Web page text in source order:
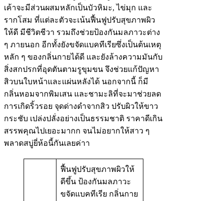
เค้าจะมีส่วนผสมหลักเป็นบัวหิมะ, ไข่มุก และ
รากโสม ที่แต่ละตัวจะเน้นฟื้นฟูปรับสุขภาพผิว
ให้ดี มีชีวิตชีวา รวมถึงช่วยป้องกันมลภาวะต่าง
ๆ ภายนอก อีกทั้งยังขจัดแบคทีเรียซึ่งเป็นต้นเหตุ
หลัก ๆ ของกลิ่นกายได้ดี และยังล้างความมันกับ
สิ่งสกปรกที่อุดตันตามรูขุมขน จึงช่วยแก้ปัญหา
สิวบนใบหน้าและแผ่นหลังได้ นอกจากนี้ ก็มี
กลิ่นหอมจากพิมเสน และชามะลิที่จะมาช่วยลด
การเกิดริ้วรอย จุดด่างดำจากสิว ปรับผิวให้ขาว
กระชับ เปล่งปลั่งอย่างเป็นธรรมชาติ ราคาดีเกิน
สรรพคุณไปเยอะมากก จนไม่อยากให้สาว ๆ
พลาดสบู่ยี่ห้อนี้กันเลยค่าา
ฟื้นฟูปรับสุขภาพผิวให้
ดีขึ้น ป้องกันมลภาวะ
ขจัดแบคทีเรีย กลิ่นกาย